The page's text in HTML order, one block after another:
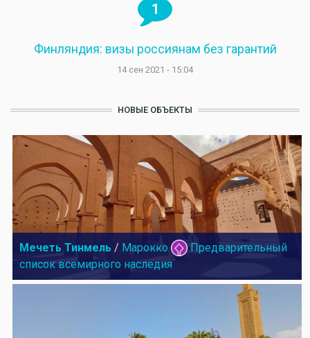
1
Финляндия: визы россиянам без гарантий
14 сен 2021 - 15:04
НОВЫЕ ОБЪЕКТЫ
Мечеть Тинмель / Марокко
Предварительный
список всемирного наследия